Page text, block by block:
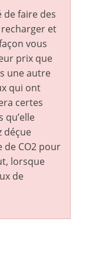
de faire des
recharger et
vous
prix que
une autre
qui ont
certes
déçue
de CO2 pour
lorsque
de